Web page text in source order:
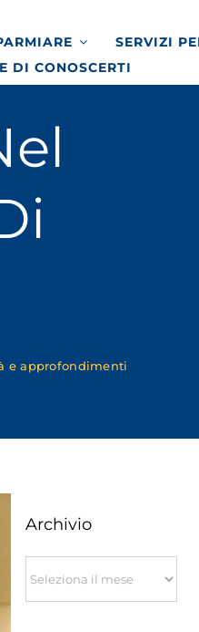
SERVIZI
DI CONOSCERTI
e approfondimenti
Archivio